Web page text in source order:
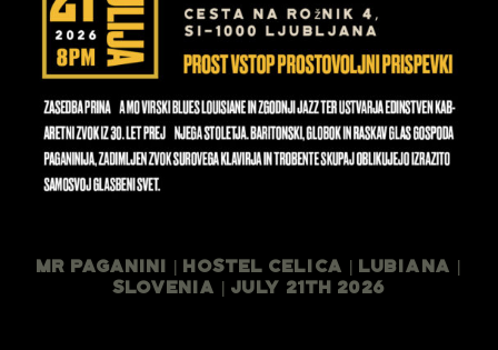
Mr Paganini | Hostel Celica | Lubiana |
Slovenia | July 21th 2026